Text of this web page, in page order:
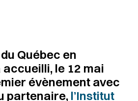
Québec en
le 12 mai
évènement avec
partenaire, l’Institut